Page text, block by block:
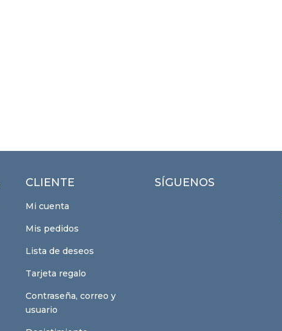
CLIENTE
Mi cuenta
Mis pedidos
Lista de deseos
Tarjeta regalo
Contraseña, correo y
usuario
SÍGUENOS